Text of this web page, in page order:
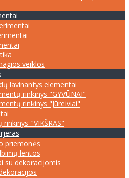
veiklos
lavinantys elementai
rinkinys "GYVŪNAI"
rinkinys "Jūreiviai"
"VIKŠRAS"
priemonės
lentos
su dekoracijomis